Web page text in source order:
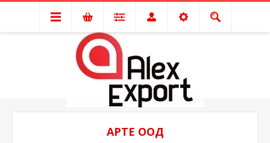
АРТЕ ООД